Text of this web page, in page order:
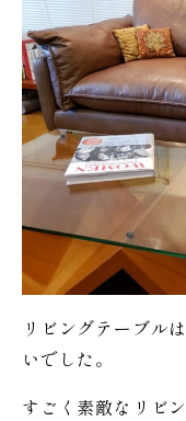
リビングテーブル
いでした。
すごく素敵なリビ